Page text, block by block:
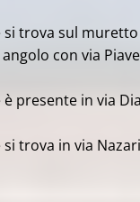
si trova sul
con via Piave
presente in via
si trova in via